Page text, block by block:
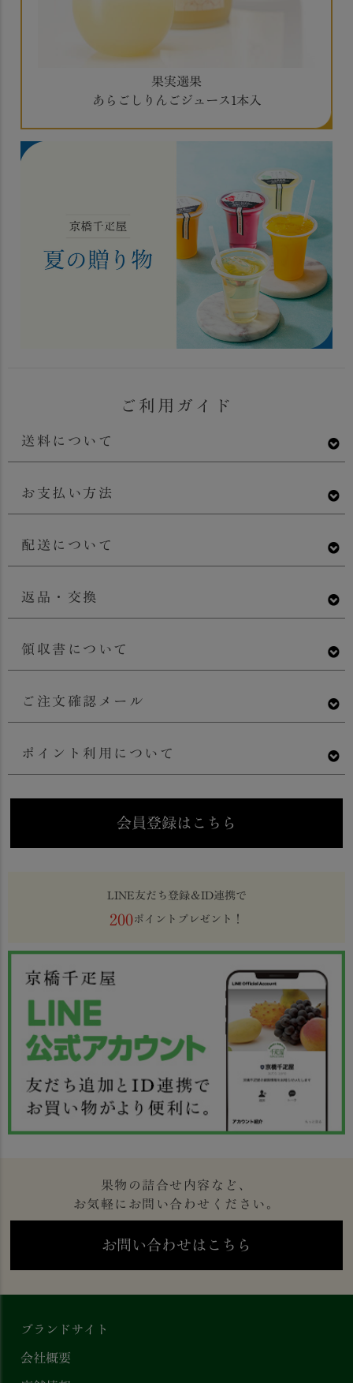
果実選果
あらごしりんごジュース1本入
ご利用ガイド
送料について
お支払い方法
配送について
返品・交換
領収書について
ご注文確認メール
ポイント利用について
会員登録はこちら
LINE友だち登録＆ID連携で
200ポイントプレゼント！
果物の詰合せ内容など、
お気軽にお問い合わせください。
お問い合わせはこちら
ブランドサイト
会社概要